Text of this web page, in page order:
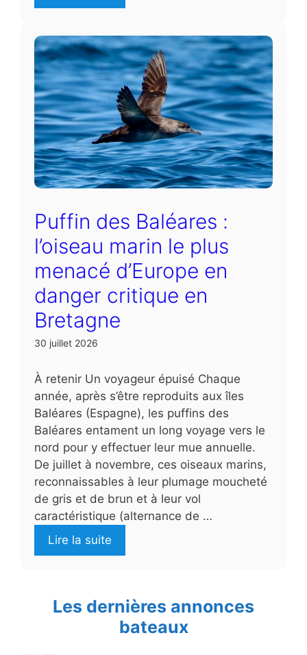
Puffin des Baléares :
l’oiseau marin le plus
menacé d’Europe en
danger critique en
Bretagne
30 juillet 2026
À retenir Un voyageur épuisé Chaque
année, après s’être reproduits aux îles
Baléares (Espagne), les puffins des
Baléares entament un long voyage vers le
nord pour y effectuer leur mue annuelle.
De juillet à novembre, ces oiseaux marins,
reconnaissables à leur plumage moucheté
de gris et de brun et à leur vol
caractéristique (alternance de …
Lire la suite
Les dernières annonces
bateaux